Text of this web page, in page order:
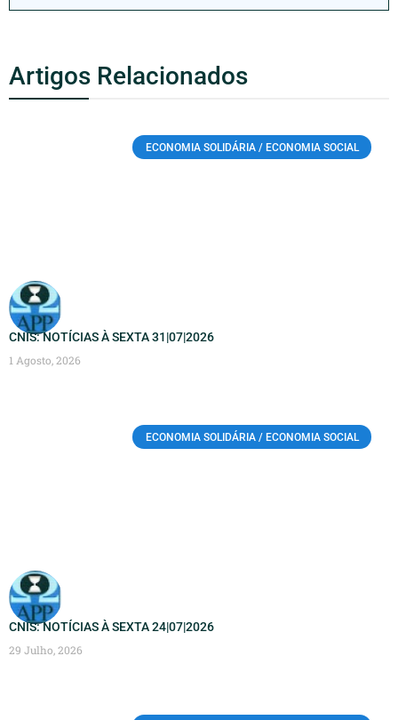
Artigos Relacionados
ECONOMIA SOLIDÁRIA / ECONOMIA SOCIAL
CNIS: NOTÍCIAS À SEXTA 31|07|2026
1 Agosto, 2026
ECONOMIA SOLIDÁRIA / ECONOMIA SOCIAL
CNIS: NOTÍCIAS À SEXTA 24|07|2026
29 Julho, 2026